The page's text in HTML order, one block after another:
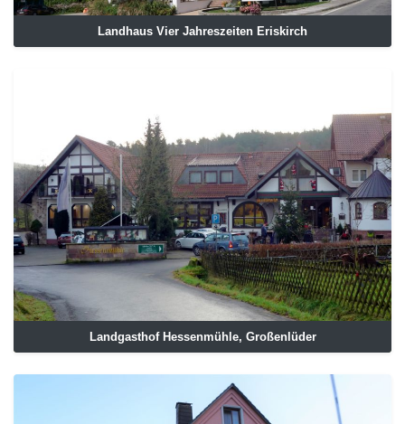
Landhaus Vier Jahreszeiten Eriskirch
Landgasthof Hessenmühle, Großenlüder